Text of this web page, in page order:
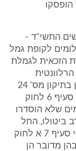
נשים התשי"ד -
לקופת גמל
הזכאית לגמלת
לתביעה. סעיף זה, בנוסחו הנוכחי, תוקן בתיקון מס' 24
לחוק (ס"ח 1934 מיום 31.3.04). על פי סעיף 6 לחוק
שלא הוסדרו
ערב ביטולו, החל
ב-1 בחודש שלאחר פירסום תקנות לפי סעיף 7 א לחוק
מדובר הן